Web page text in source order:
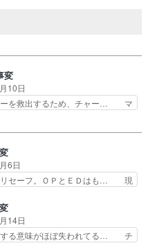
変
10日
ーを救出するため、チャー… マ
れててめちゃく… チャーリーの
切な人に対す… ほんとかわから
ここまでや… 今回もショッキン
ダメージ… 住民の目的は町から
する必… 人命救助を最優先する
なら…
6日
リセーフ。ＯＰとＥＤはも… 現
ろいアニメやっと来た… 原作が
たけど面白いな。ア… １話』思
勇気のいる問題作… 今期が始ま
た作品これかな… ヒューマンジ
14日
する意味がほぼ失われてる… チ